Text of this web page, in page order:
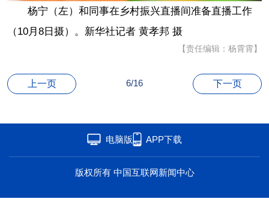
杨宁（左）和同事在乡村振兴直播间准备直播工作
（10月8日摄）。新华社记者 黄孝邦 摄
【责任编辑：杨霄霄】
上一页 6/16 下一页
电脑版 APP下载
版权所有 中国互联网新闻中心